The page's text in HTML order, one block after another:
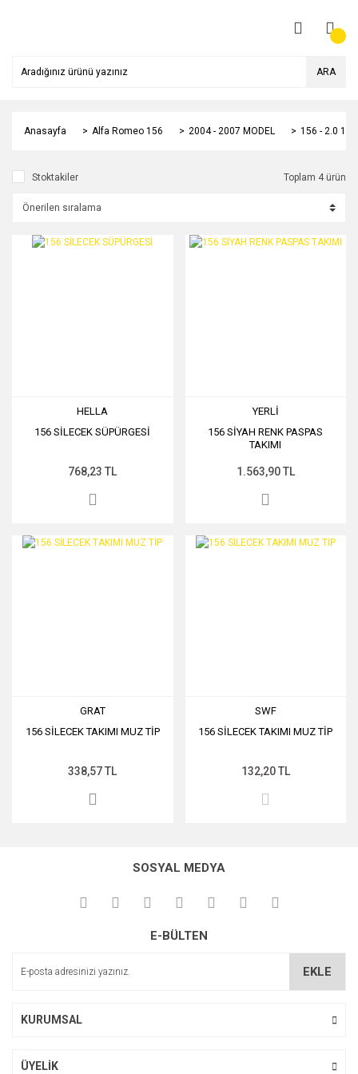
ARA
Anasayfa Alfa Romeo 156 2004 - 2007 MODEL 156 - 2.0
Stoktakiler Toplam 4 ürün
HELLA
156 SİLECEK SÜPÜRGESİ
768,23 TL
YERLİ
156 SİYAH RENK PASPAS
TAKIMI
1.563,90 TL
GRAT
156 SİLECEK TAKIMI MUZ TİP
338,57 TL
SWF
156 SİLECEK TAKIMI MUZ TİP
132,20 TL
SOSYAL MEDYA
E-BÜLTEN
EKLE
KURUMSAL
ÜYELİK